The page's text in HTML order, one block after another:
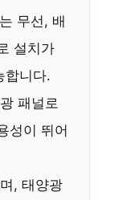
무선, 배
설치가
합니다.
패널로
성이 뛰어
, 태양광